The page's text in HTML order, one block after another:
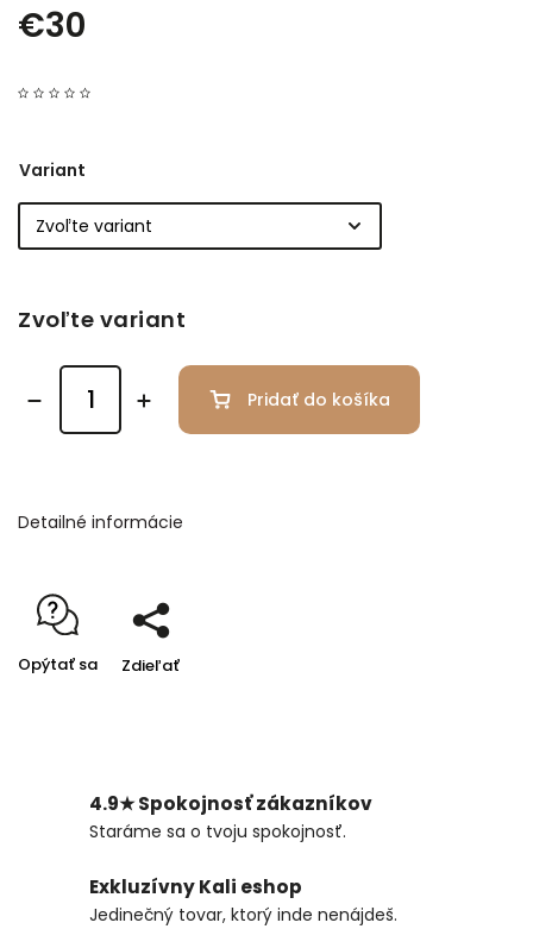
€30
Zvoľte variant
Variant
Pridať do košíka
Detailné informácie
Opýtať sa Zdieľať
4.9★ Spokojnosť zákazníkov
Staráme sa o tvoju spokojnosť.
Exkluzívny Kali eshop
Jedinečný tovar, ktorý inde nenájdeš.